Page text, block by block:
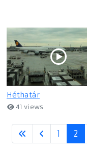
Héthatár
41 views
1 2